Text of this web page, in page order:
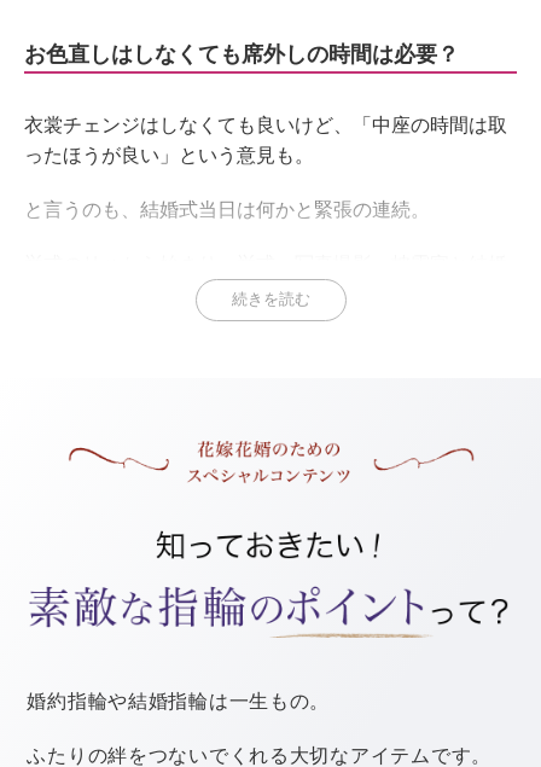
お色直しはしなくても席外しの時間は必要？
続きを読む
衣裳チェンジはしなくても良いけど、「中座の時間は取
ったほうが良い」という意見も。
と言うのも、結婚式当日は何かと緊張の連続。
式の一日はとても長く、約半日がかり。
そんなとき、中座というきっかけがなければ、なかなか